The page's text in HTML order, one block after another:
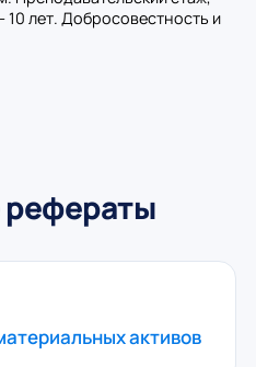
10 лет. Добросовестность и
активов